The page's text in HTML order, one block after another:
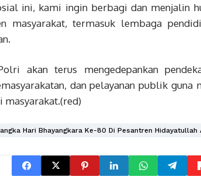
ini, kami ingin berbagi dan menjalin
masyarakat, termasuk lembaga
akan terus mengedepankan
dan pelayanan publik guna
masyarakat.(red)
Hari Bhayangkara Ke-80 Di Pesantren Hidayatullah